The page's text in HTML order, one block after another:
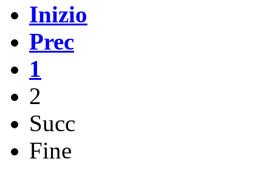
Inizio
Prec
1
2
Succ
Fine